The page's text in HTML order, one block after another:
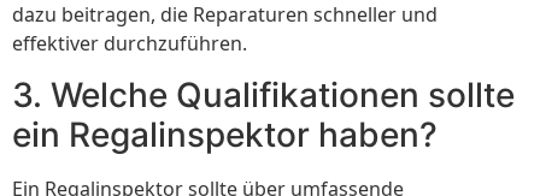
dazu beitragen, die Reparaturen schneller und
effektiver durchzuführen.
3. Welche Qualifikationen sollte
ein Regalinspektor haben?
Ein Regalinspektor sollte über umfassende